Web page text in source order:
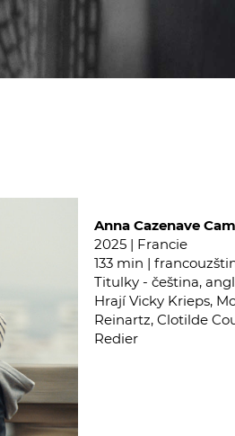
Anna Cazenave
2025 | Francie
133 min |
Titulky - čeština,
Hrají Vicky Krieps,
Reinartz, Clotilde
Redier